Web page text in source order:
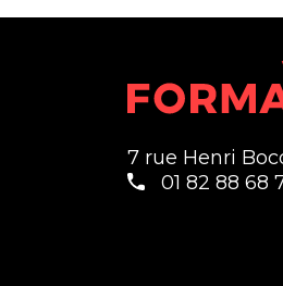
7 rue Henri
01 82 88 68